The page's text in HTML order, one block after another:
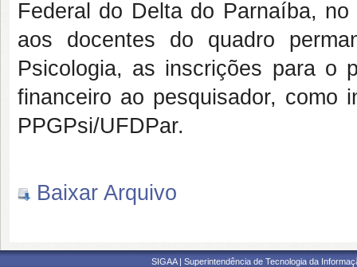
Federal do Delta do Parnaíba,
aos docentes do quadro
Psicologia, as inscrições para o
financeiro ao pesquisador, como
PPGPsi/UFDPar.
Baixar Arquivo
SIGAA | Superintendência de Tecnologia da